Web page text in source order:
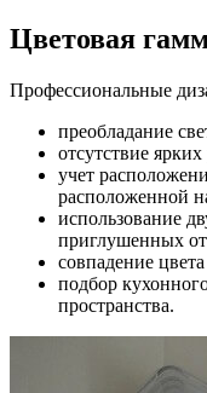
Цветовая
Профессиональные
преобладание
отсутствие
учет
расположенной
использование
приглушенных
совпадение
подбор
пространства.